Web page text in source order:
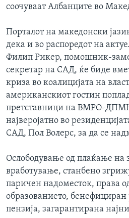
соочуваат Албанците во
Порталот на македонски
дека и во распоредот на
Филип Рикер, помошник-
секретар на САД, ќе биде
криза во коалицијата на
американскиот гостин
претставници на ВМРО-
најверојатно во
САД, Пол Волерс, за да се
Ослободување од плаќање на
вработување, станбено
паричен надоместок, права
образованието, бенефициран
пензија, загарантирана